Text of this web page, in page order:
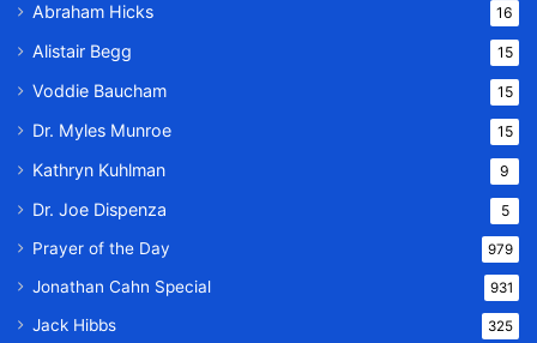
Abraham Hicks 16
Alistair Begg 15
Voddie Baucham 15
Dr. Myles Munroe 15
Kathryn Kuhlman 9
Dr. Joe Dispenza 5
Prayer of the Day 979
Jonathan Cahn Special 931
Jack Hibbs 325